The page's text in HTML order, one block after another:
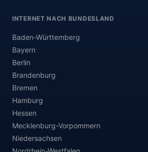
INTERNET NACH BUNDESLAND
Baden-Württemberg
Bayern
Berlin
Brandenburg
Bremen
Hamburg
Hessen
Mecklenburg-Vorpommern
Niedersachsen